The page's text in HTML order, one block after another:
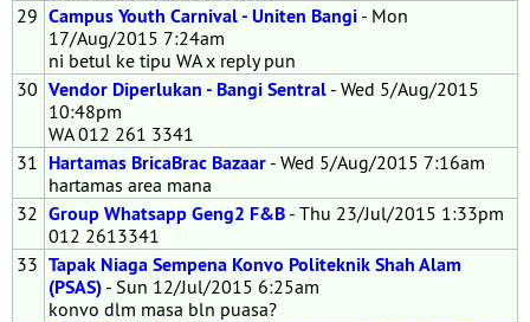
29 Campus Youth Carnival - Uniten Bangi - Mon
17/Aug/2015 7:24am
ni betul ke tipu WA x reply pun
30 Vendor Diperlukan - Bangi Sentral - Wed 5/Aug/2015
10:48pm
WA 012 261 3341
31 Hartamas BricaBrac Bazaar - Wed 5/Aug/2015 7:16am
hartamas area mana
32 Group Whatsapp Geng2 F&B - Thu 23/Jul/2015 1:33pm
012 2613341
33 Tapak Niaga Sempena Konvo Politeknik Shah Alam
(PSAS) - Sun 12/Jul/2015 6:25am
konvo dlm masa bln puasa?